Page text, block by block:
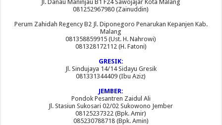
Jl. Danau Maninjau B1 F24 Sawojajar Kota Malang
081252967980 (Zainuddin)
Perum Zahidah Regency B2 Jl. Diponegoro Penarukan Kepanjen Kab.
Malang
081358859915 (Ust. H. Nahrowi)
081328172112 (H. Fatoni)
GRESIK:
Jl. Sindujaya 14/14 Sidayu Gresik
081331344409 (Ibu Aziz)
JEMBER:
Pondok Pesantren Zaidul Ali
Jl. Stasiun Sukosari 02/02 Sukowono Jember
08125237322 (Bpk. Amir)
085230788718 (Bpk. Amin)